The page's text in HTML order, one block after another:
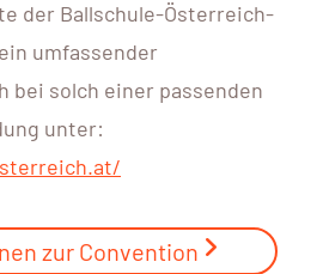
der Ballschule-Österreich-
umfassender
bei solch einer passenden
unter:
zur Convention